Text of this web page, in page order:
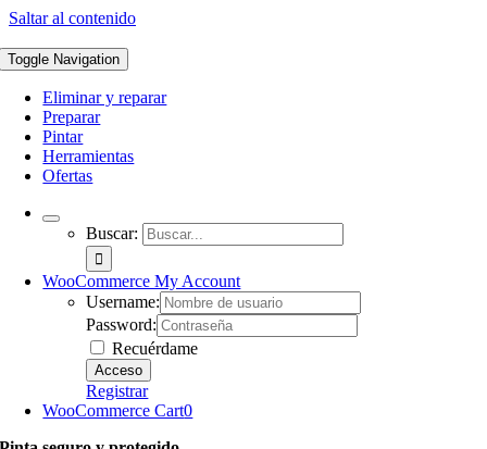
Saltar al contenido
Toggle Navigation
Eliminar y reparar
Preparar
Pintar
Herramientas
Ofertas
Buscar:
WooCommerce My Account
Username:
Password:
Recuérdame
Registrar
WooCommerce Cart0